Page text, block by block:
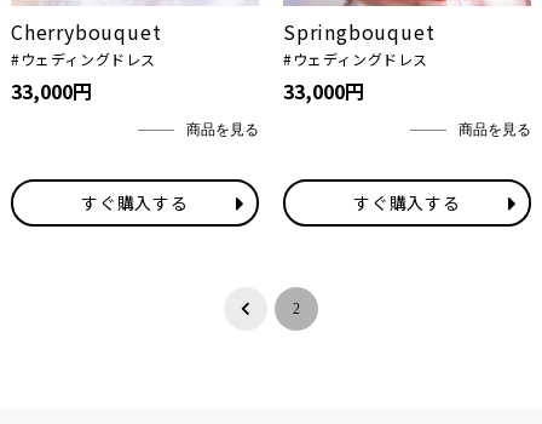
Cherrybouquet
#ウェディングドレス
33,000円
商品を見る
すぐ購入する
Springbouquet
#ウェディングドレス
33,000円
商品を見る
すぐ購入する
Prev 2